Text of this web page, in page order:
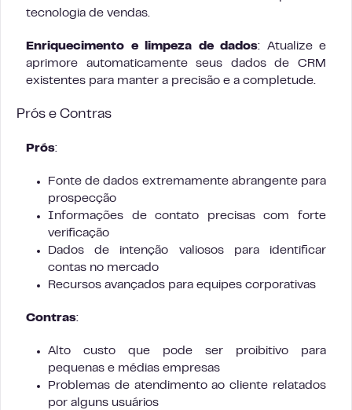
tecnologia de vendas.
Enriquecimento e limpeza de dados: Atualize e
aprimore automaticamente seus dados de CRM
existentes para manter a precisão e a completude.
Prós e Contras
Prós:
Fonte de dados extremamente abrangente para
prospecção
Informações de contato precisas com forte
verificação
Dados de intenção valiosos para identificar
contas no mercado
Recursos avançados para equipes corporativas
Contras:
Alto custo que pode ser proibitivo para
pequenas e médias empresas
Problemas de atendimento ao cliente relatados
por alguns usuários